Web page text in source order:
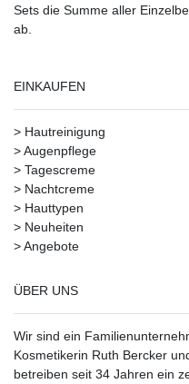
Sets die Summe aller
ab.
EINKAUFEN
> Hautreinigung
>Augenpflege
> Tagescreme
> Nachtcreme
> Hauttypen
> Neuheiten
>Angebote
ÜBER UNS
Wir sind ein
Kosmetikerin Ruth Bercker
betreiben seit 34 Jahren ein